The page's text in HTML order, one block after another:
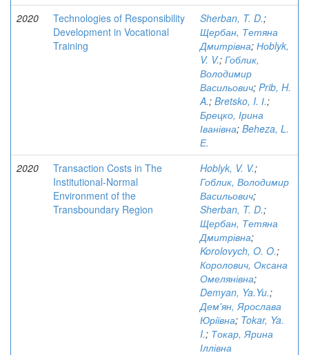
2020
Technologies of Responsibility
Development in Vocational
Training
Sherban, T. D.;
Щербан, Тетяна
Дмитрівна; Ноblyk,
V. V.; Гоблик,
Володимир
Васильович; Prib, H.
A.; Bretsko, I. І.;
Брецко, Ірина
Іванівна; Beheza, L.
Е.
2020
Transaction Costs in The
Institutional-Normal
Environment of the
Transboundary Region
Hoblyk, V. V.;
Гоблик, Володимир
Васильович;
Sherban, T. D.;
Щербан, Тетяна
Дмитрівна;
Korolovych, O. O.;
Королович, Оксана
Омелянівна;
Demyan, Ya.Yu.;
Дем'ян, Ярослава
Юріївна; Tokar, Ya.
I.; Токар, Ярина
Іллівна